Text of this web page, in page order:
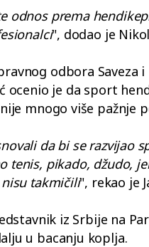
odnos prema
", dodao je
odbora
ocenio je da sport
mnogo više pažnje
da bi se razvijao
tenis, pikado, džudo,
takmičili", rekao je
iz Srbije na
u bacanju koplja.